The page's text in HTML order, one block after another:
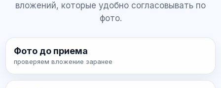
вложений, которые удобно согласовывать по
фото.
Фото до приема
проверяем вложение заранее